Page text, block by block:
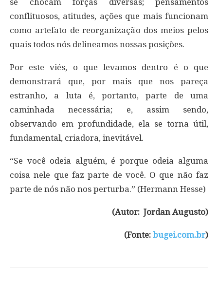
conflituosos, atitudes, ações que mais funcionam
como artefato de reorganização dos meios pelos
quais todos nós delineamos nossas posições.
Por este viés, o que levamos dentro é o que
demonstrará que, por mais que nos pareça
estranho, a luta é, portanto, parte de uma
caminhada necessária; e, assim sendo,
observando em profundidade, ela se torna útil,
fundamental, criadora, inevitável.
“Se você odeia alguém, é porque odeia alguma
coisa nele que faz parte de você. O que não faz
parte de nós não nos perturba.” (Hermann Hesse)
(Autor: Jordan Augusto)
(Fonte: bugei.com.br)